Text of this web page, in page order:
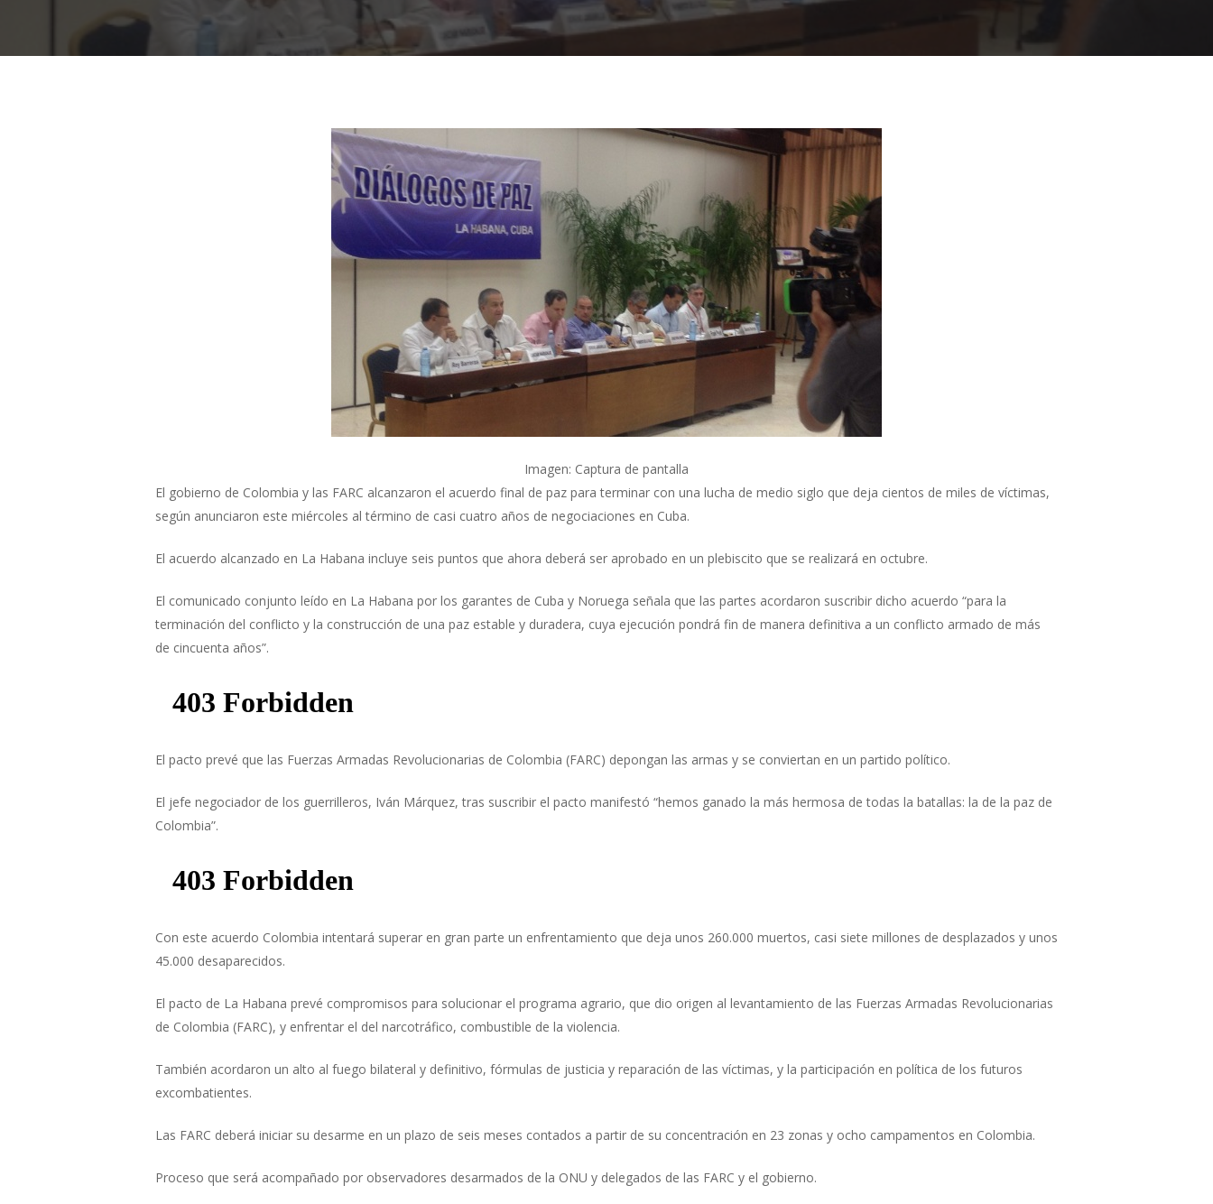
Imagen: Captura de pantalla
El gobierno de Colombia y las FARC alcanzaron el acuerdo final de paz para terminar con una lucha de medio siglo que deja cientos de miles de víctimas,
según anunciaron este miércoles al término de casi cuatro años de negociaciones en Cuba.
El acuerdo alcanzado en La Habana incluye seis puntos que ahora deberá ser aprobado en un plebiscito que se realizará en octubre.
El comunicado conjunto leído en La Habana por los garantes de Cuba y Noruega señala que las partes acordaron suscribir dicho acuerdo “para la
terminación del conflicto y la construcción de una paz estable y duradera, cuya ejecución pondrá fin de manera definitiva a un conflicto armado de más
de cincuenta años”.
El pacto prevé que las Fuerzas Armadas Revolucionarias de Colombia (FARC) depongan las armas y se conviertan en un partido político.
El jefe negociador de los guerrilleros, Iván Márquez, tras suscribir el pacto manifestó “hemos ganado la más hermosa de todas la batallas: la de la paz de
Colombia”.
Con este acuerdo Colombia intentará superar en gran parte un enfrentamiento que deja unos 260.000 muertos, casi siete millones de desplazados y unos
45.000 desaparecidos.
El pacto de La Habana prevé compromisos para solucionar el programa agrario, que dio origen al levantamiento de las Fuerzas Armadas Revolucionarias
de Colombia (FARC), y enfrentar el del narcotráfico, combustible de la violencia.
También acordaron un alto al fuego bilateral y definitivo, fórmulas de justicia y reparación de las víctimas, y la participación en política de los futuros
excombatientes.
Las FARC deberá iniciar su desarme en un plazo de seis meses contados a partir de su concentración en 23 zonas y ocho campamentos en Colombia.
Proceso que será acompañado por observadores desarmados de la ONU y delegados de las FARC y el gobierno.